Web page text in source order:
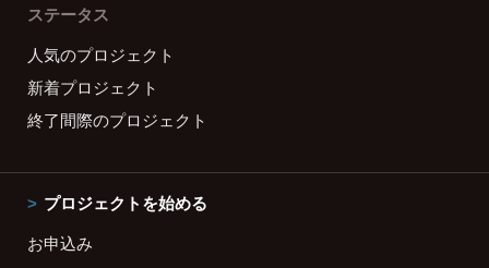
ステータス
人気のプロジェクト
新着プロジェクト
終了間際のプロジェクト
プロジェクトを始める
お申込み